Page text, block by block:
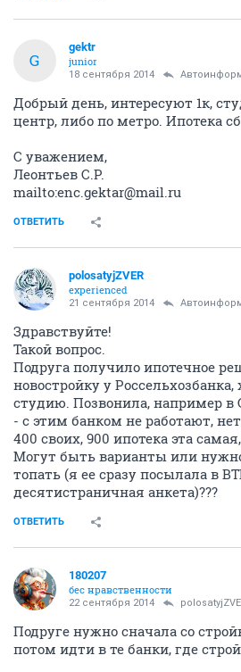
G
gektr
junior
18 сентября 2014
Добрый день, интересуют 1к,
центр, либо по метро. Ипотека
С уважением,
Леонтьев С.Р.
mailto:enc.gektar@mail.ru
ОТВЕТИТЬ
polosatyjZVER
experienced
21 сентября 2014
Здравствуйте!
Такой вопрос.
Подруга получило ипотечное
новостройку у Россельхозбанка,
студию. Позвонила, например
- с этим банком не работают,
400 своих, 900 ипотека эта
Могут быть варианты или
топать (я ее сразу посылала в
десятистраничная анкета)???
ОТВЕТИТЬ
180207
бес нравственности
22 сентября 2014
Подруге нужно сначала со
потом идти в те банки, где